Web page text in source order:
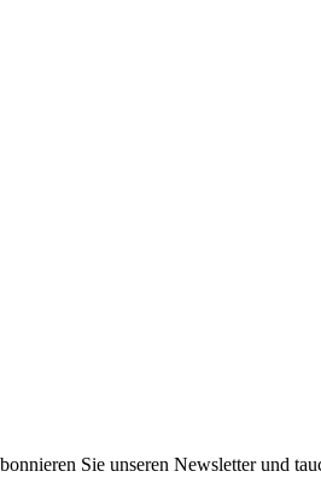
Sie unseren Newsletter und